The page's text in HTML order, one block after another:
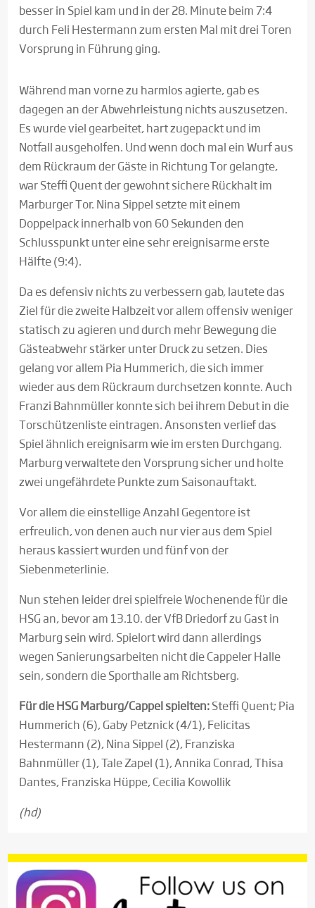
besser in Spiel kam und in der 28. Minute beim 7:4
durch Feli Hestermann zum ersten Mal mit drei Toren
Vorsprung in Führung ging.
Während man vorne zu harmlos agierte, gab es
dagegen an der Abwehrleistung nichts auszusetzen.
Es wurde viel gearbeitet, hart zugepackt und im
Notfall ausgeholfen. Und wenn doch mal ein Wurf aus
dem Rückraum der Gäste in Richtung Tor gelangte,
war Steffi Quent der gewohnt sichere Rückhalt im
Marburger Tor. Nina Sippel setzte mit einem
Doppelpack innerhalb von 60 Sekunden den
Schlusspunkt unter eine sehr ereignisarme erste
Hälfte (9:4).
Da es defensiv nichts zu verbessern gab, lautete das
Ziel für die zweite Halbzeit vor allem offensiv weniger
statisch zu agieren und durch mehr Bewegung die
Gästeabwehr stärker unter Druck zu setzen. Dies
gelang vor allem Pia Hummerich, die sich immer
wieder aus dem Rückraum durchsetzen konnte. Auch
Franzi Bahnmüller konnte sich bei ihrem Debut in die
Torschützenliste eintragen. Ansonsten verlief das
Spiel ähnlich ereignisarm wie im ersten Durchgang.
Marburg verwaltete den Vorsprung sicher und holte
zwei ungefährdete Punkte zum Saisonauftakt.
Vor allem die einstellige Anzahl Gegentore ist
erfreulich, von denen auch nur vier aus dem Spiel
heraus kassiert wurden und fünf von der
Siebenmeterlinie.
Nun stehen leider drei spielfreie Wochenende für die
HSG an, bevor am 13.10. der VfB Driedorf zu Gast in
Marburg sein wird. Spielort wird dann allerdings
wegen Sanierungsarbeiten nicht die Cappeler Halle
sein, sondern die Sporthalle am Richtsberg.
Für die HSG Marburg/Cappel spielten:Steffi Quent; Pia
Hummerich (6), Gaby Petznick (4/1), Felicitas
Hestermann (2), Nina Sippel (2), Franziska
Bahnmüller (1), Tale Zapel (1), Annika Conrad, Thisa
Dantes, Franziska Hüppe, Cecilia Kowollik
(hd)